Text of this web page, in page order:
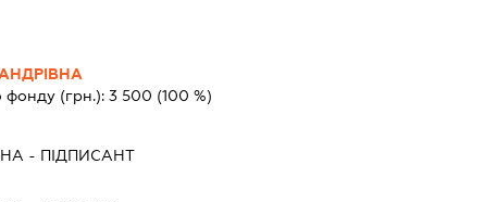
фонду (грн.):3 500 (100 %)
- ПІДПИСАНТ